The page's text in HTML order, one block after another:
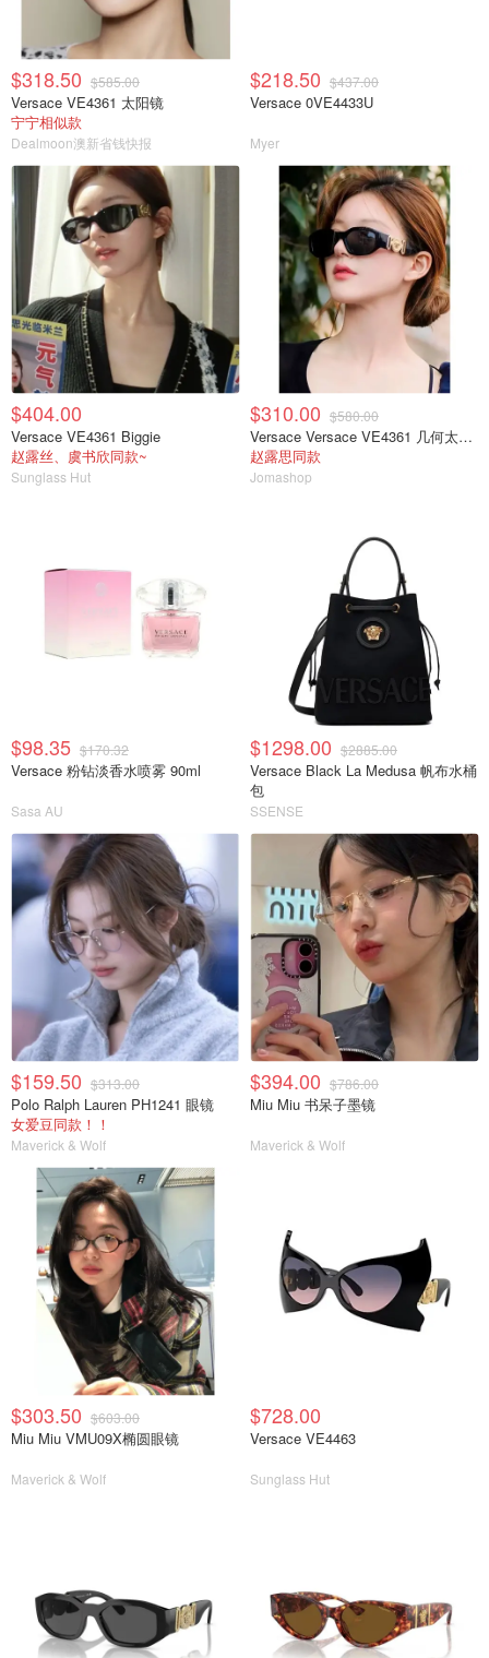
$318.50 $585.00
Versace VE4361 太阳镜
宁宁相似款
Dealmoon澳新省钱快报
$218.50 $437.00
Versace 0VE4433U
Myer
$404.00
Versace VE4361 Biggie
赵露丝、虞书欣同款~
Sunglass Hut
$310.00 $580.00
Versace Versace VE4361 几何太阳镜
赵露思同款
Jomashop
$98.35 $170.32
Versace 粉钻淡香水喷雾 90ml
Sasa AU
$1298.00 $2885.00
Versace Black La Medusa 帆布水桶
包
SSENSE
$159.50 $313.00
Polo Ralph Lauren PH1241 眼镜
女爱豆同款！！
Maverick & Wolf
$394.00 $786.00
Miu Miu 书呆子墨镜
Maverick & Wolf
$303.50 $603.00
Miu Miu VMU09X椭圆眼镜
Maverick & Wolf
$728.00
Versace VE4463
Sunglass Hut